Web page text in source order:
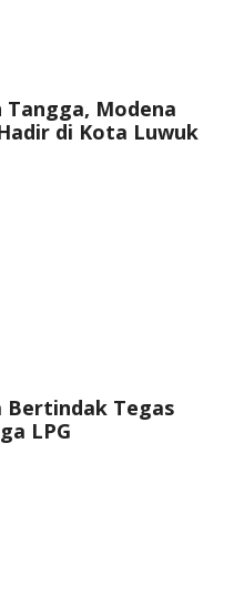
Tangga, Modena
di Kota Luwuk
Bertindak Tegas
LPG